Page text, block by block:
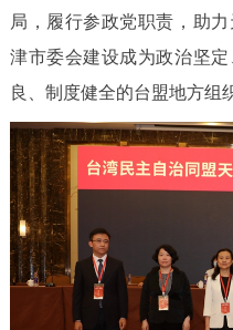
局，履行参政党职责，助
津市委会建设成为政治坚
良、制度健全的台盟地方组